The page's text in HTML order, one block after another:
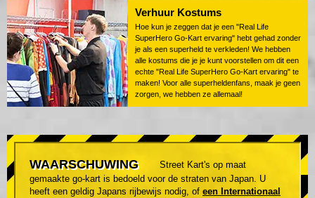
Verhuur Kostums
Hoe kun je zeggen dat je een "Real Life
SuperHero Go-Kart ervaring" hebt gehad zonder
je als een superheld te verkleden! We hebben
alle kostums die je je kunt voorstellen om dit een
echte "Real Life SuperHero Go-Kart ervaring" te
maken! Voor alle superheldenfans, maak je geen
zorgen, we hebben ze allemaal!
WAARSCHUWING
Street Kart's op maat
gemaakte go-kart is bedoeld voor de straten van Japan. U
heeft een geldig Japans rijbewijs nodig, of een Internationaal